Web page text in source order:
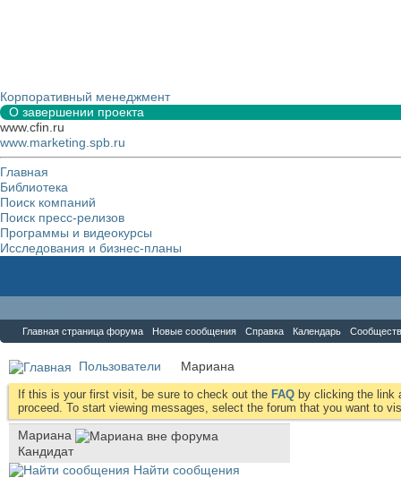
Корпоративный менеджмент
О завершении проекта
www.cfin.ru
www.marketing.spb.ru
Главная
Библиотека
Поиск компаний
Поиск пресс-релизов
Программы и видеокурсы
Исследования и бизнес-планы
Главная страница форума Новые сообщения Справка Календарь
Пользователи Мариана
If this is your first visit, be sure to check out the FAQ by clicking the link
proceed. To start viewing messages, select the forum that you want to
Мариана
Кандидат
Найти сообщения